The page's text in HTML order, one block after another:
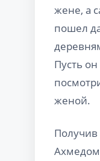
жене, а
пошел
Пусть
женой.
Получив